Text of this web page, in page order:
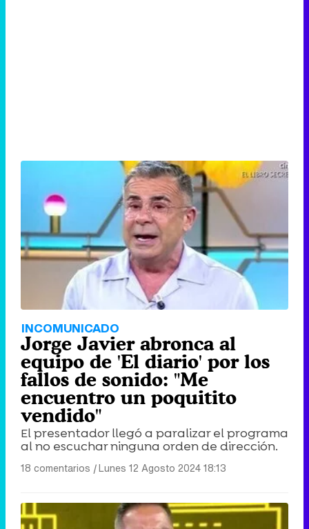
INCOMUNICADO
Jorge Javier abronca al
equipo de 'El diario' por los
fallos de sonido: "Me
encuentro un poquitito
vendido"
El presentador llegó a paralizar el programa
al no escuchar ninguna orden de dirección.
18 comentarios |Lunes 12 Agosto 2024 18:13